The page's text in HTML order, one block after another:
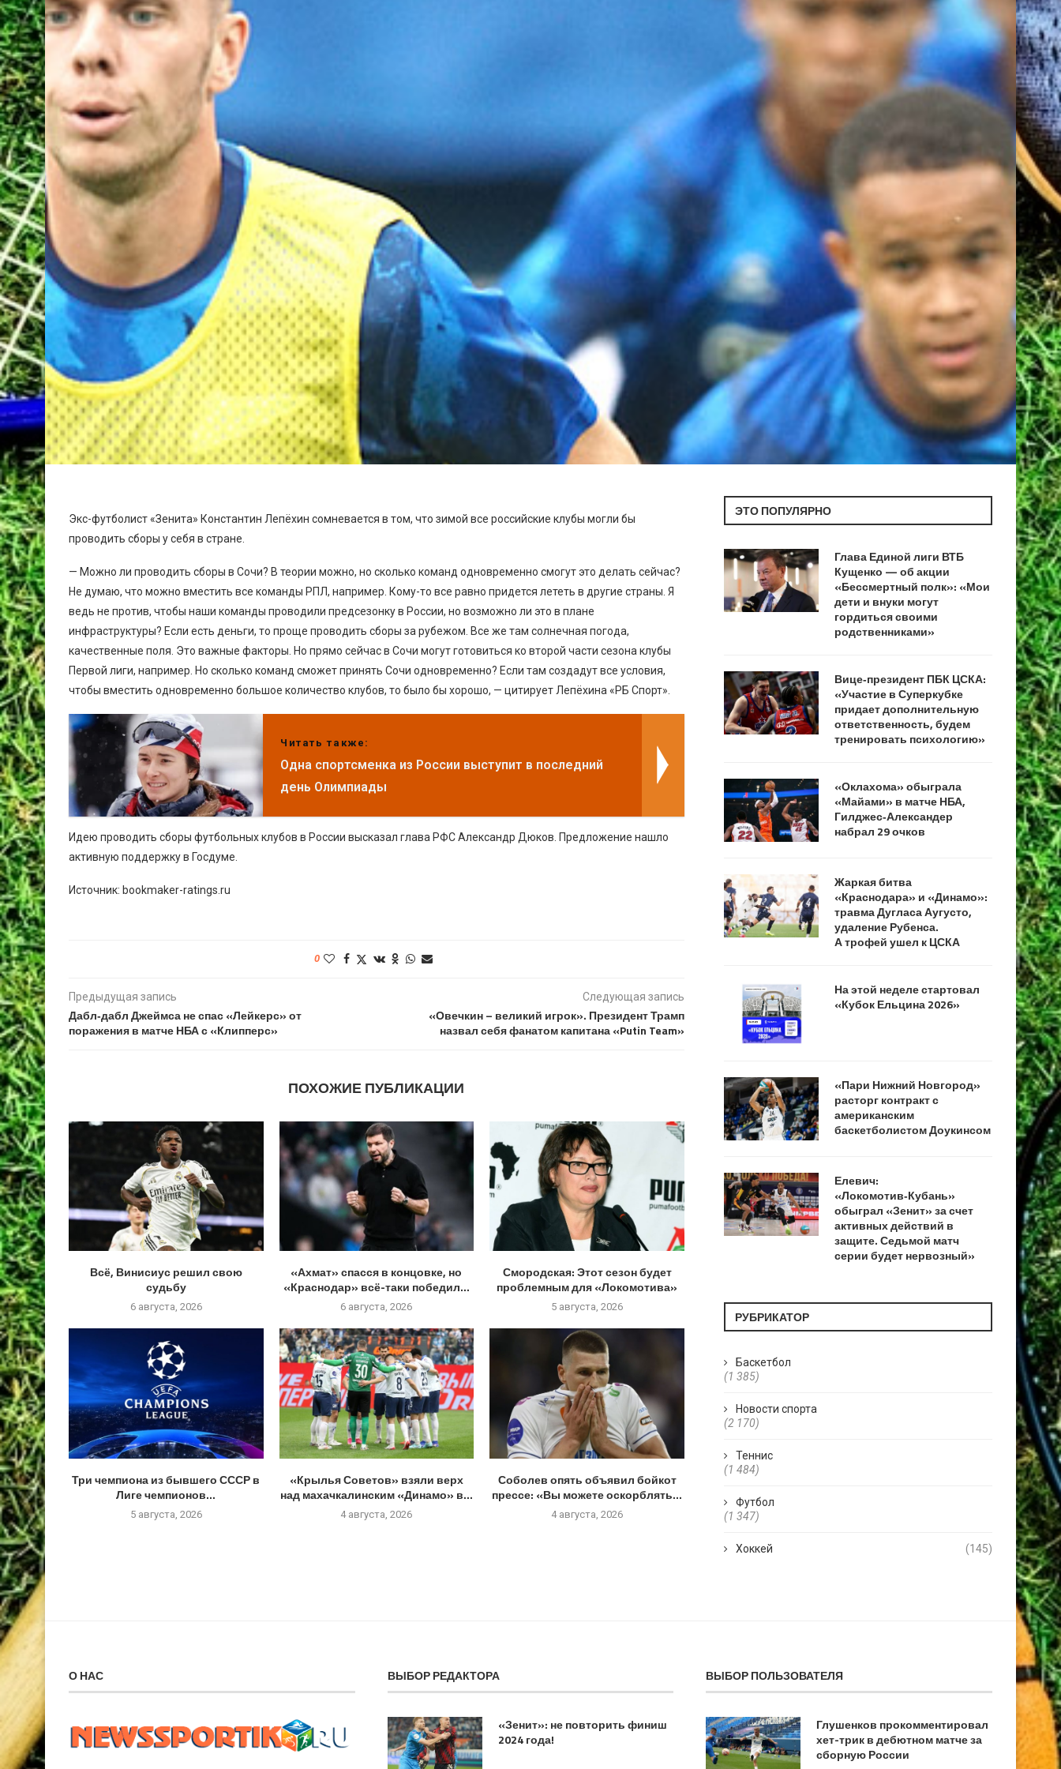
Экс-футболист «Зенита» Константин Лепёхин сомневается в том, что зимой все российские клубы могли бы
проводить сборы у себя в стране.
— Можно ли проводить сборы в Сочи? В теории можно, но сколько команд одновременно смогут это делать сейчас?
Не думаю, что можно вместить все команды РПЛ, например. Кому-то все равно придется лететь в другие страны. Я
ведь не против, чтобы наши команды проводили предсезонку в России, но возможно ли это в плане
инфраструктуры? Если есть деньги, то проще проводить сборы за рубежом. Все же там солнечная погода,
качественные поля. Это важные факторы. Но прямо сейчас в Сочи могут готовиться ко второй части сезона клубы
Первой лиги, например. Но сколько команд сможет принять Сочи одновременно? Если там создадут все условия,
чтобы вместить одновременно большое количество клубов, то было бы хорошо, — цитирует Лепёхина «РБ Спорт».
Читать также:
Одна спортсменка из России выступит в последний
день Олимпиады
Идею проводить сборы футбольных клубов в России высказал глава РФС Александр Дюков. Предложение нашло
активную поддержку в Госдуме.
Источник: bookmaker-ratings.ru
0
Предыдущая запись
Дабл‑дабл Джеймса не спас «Лейкерс» от
поражения в матче НБА с «Клипперс»
Следующая запись
«Овечкин – великий игрок». Президент Трамп
назвал себя фанатом капитана «Putin Team»
ПОХОЖИЕ ПУБЛИКАЦИИ
Всё, Винисиус решил свою
судьбу
6 августа, 2026
«Ахмат» спасся в концовке, но
«Краснодар» всё-таки победил...
6 августа, 2026
Смородская: Этот сезон будет
проблемным для «Локомотива»
5 августа, 2026
Три чемпиона из бывшего СССР в
Лиге чемпионов...
5 августа, 2026
«Крылья Советов» взяли верх
над махачкалинским «Динамо» в...
4 августа, 2026
Соболев опять объявил бойкот
прессе: «Вы можете оскорблять...
4 августа, 2026
ЭТО ПОПУЛЯРНО
Глава Единой лиги ВТБ
Кущенко — об акции
«Бессмертный полк»: «Мои
дети и внуки могут
гордиться своими
родственниками»
Вице‑президент ПБК ЦСКА:
«Участие в Суперкубке
придает дополнительную
ответственность, будем
тренировать психологию»
«Оклахома» обыграла
«Майами» в матче НБА,
Гилджес‑Александер
набрал 29 очков
Жаркая битва
«Краснодара» и «Динамо»:
травма Дугласа Аугусто,
удаление Рубенса.
А трофей ушел к ЦСКА
На этой неделе стартовал
«Кубок Ельцина 2026»
«Пари Нижний Новгород»
расторг контракт с
американским
баскетболистом Доукинсом
Елевич:
«Локомотив‑Кубань»
обыграл «Зенит» за счет
активных действий в
защите. Седьмой матч
серии будет нервозный»
РУБРИКАТОР
Баскетбол
(1 385)
Новости спорта
(2 170)
Теннис
(1 484)
Футбол
(1 347)
Хоккей (145)
О НАС ВЫБОР РЕДАКТОРА
«Зенит»: не повторить финиш
2024 года!
ВЫБОР ПОЛЬЗОВАТЕЛЯ
Глушенков прокомментировал
хет-трик в дебютном матче за
сборную России